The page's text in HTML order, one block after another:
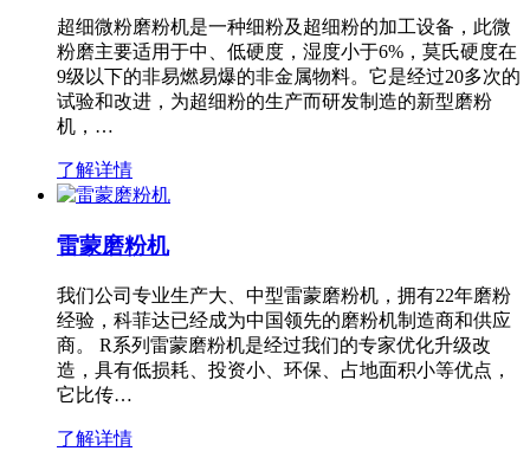
超细微粉磨粉机是一种细粉及超细粉的加工设备，此微
粉磨主要适用于中、低硬度，湿度小于6%，莫氏硬度在
9级以下的非易燃易爆的非金属物料。它是经过20多次的
试验和改进，为超细粉的生产而研发制造的新型磨粉
机，…
了解详情
雷蒙磨粉机
我们公司专业生产大、中型雷蒙磨粉机，拥有22年磨粉
经验，科菲达已经成为中国领先的磨粉机制造商和供应
商。 R系列雷蒙磨粉机是经过我们的专家优化升级改
造，具有低损耗、投资小、环保、占地面积小等优点，
它比传…
了解详情